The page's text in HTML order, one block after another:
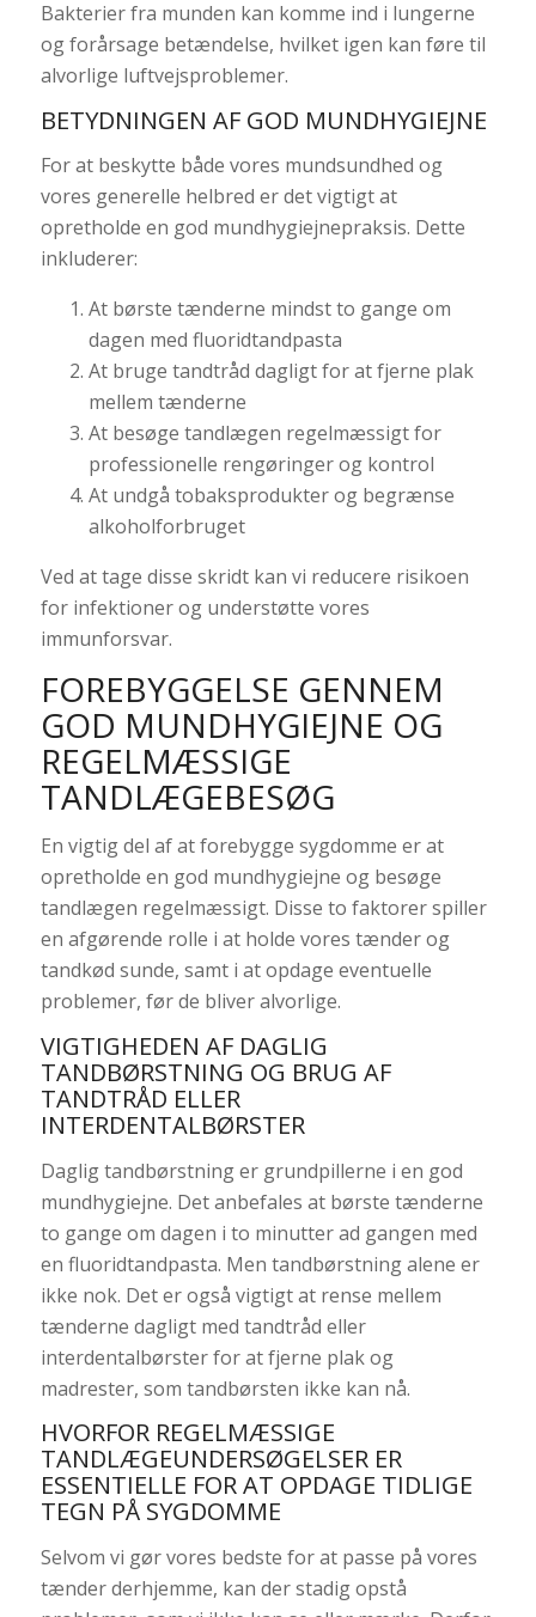
Bakterier fra munden kan komme ind i lungerne
og forårsage betændelse, hvilket igen kan føre til
alvorlige luftvejsproblemer.
BETYDNINGEN AF GOD MUNDHYGIEJNE
For at beskytte både vores mundsundhed og
vores generelle helbred er det vigtigt at
opretholde en god mundhygiejnepraksis. Dette
inkluderer:
At børste tænderne mindst to gange om
dagen med fluoridtandpasta
At bruge tandtråd dagligt for at fjerne plak
mellem tænderne
At besøge tandlægen regelmæssigt for
professionelle rengøringer og kontrol
At undgå tobaksprodukter og begrænse
alkoholforbruget
Ved at tage disse skridt kan vi reducere risikoen
for infektioner og understøtte vores
immunforsvar.
FOREBYGGELSE GENNEM
GOD MUNDHYGIEJNE OG
REGELMÆSSIGE
TANDLÆGEBESØG
En vigtig del af at forebygge sygdomme er at
opretholde en god mundhygiejne og besøge
tandlægen regelmæssigt. Disse to faktorer spiller
en afgørende rolle i at holde vores tænder og
tandkød sunde, samt i at opdage eventuelle
problemer, før de bliver alvorlige.
VIGTIGHEDEN AF DAGLIG
TANDBØRSTNING OG BRUG AF
TANDTRÅD ELLER
INTERDENTALBØRSTER
Daglig tandbørstning er grundpillerne i en god
mundhygiejne. Det anbefales at børste tænderne
to gange om dagen i to minutter ad gangen med
en fluoridtandpasta. Men tandbørstning alene er
ikke nok. Det er også vigtigt at rense mellem
tænderne dagligt med tandtråd eller
interdentalbørster for at fjerne plak og
madrester, som tandbørsten ikke kan nå.
HVORFOR REGELMÆSSIGE
TANDLÆGEUNDERSØGELSER ER
ESSENTIELLE FOR AT OPDAGE TIDLIGE
TEGN PÅ SYGDOMME
Selvom vi gør vores bedste for at passe på vores
tænder derhjemme, kan der stadig opstå